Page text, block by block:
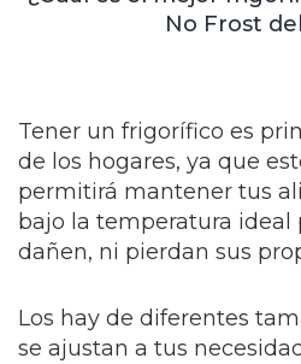
No Frost
Tener un frigorífico es
de los hogares, ya que
permitirá mantener tus
bajo la temperatura ideal
dañen, ni pierdan sus
Los hay de diferentes
se ajustan a tus